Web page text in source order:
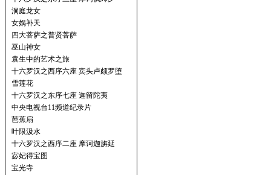
洞庭龙女
女娲补天
四大菩萨之普贤菩萨
巫山神女
袁生中的艺术之旅
十六罗汉之西序六座 宾头卢颇罗堕
雪莲花
十六罗汉之东序七座 迦留陀夷
中央电视台11频道纪录片
芭蕉扇
叶限汲水
十六罗汉之西序二座 摩诃迦旃延
宓妃得宝图
宝光寺